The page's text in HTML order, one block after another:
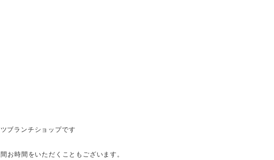
ブランチショップです
お時間をいただくこともございます。